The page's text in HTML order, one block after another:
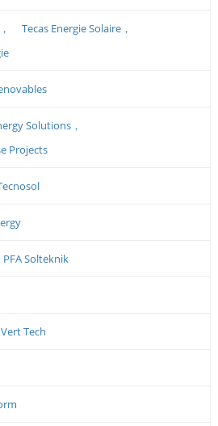
Tecas Energie Solaire，
Solutions，
Projects
PFA Solteknik
Vert Tech